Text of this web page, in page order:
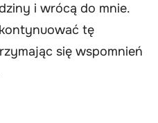
i wrócą do mnie.
tę
się wspomnień